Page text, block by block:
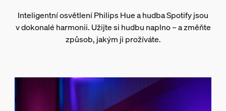
Inteligentní osvětlení Philips Hue a hudba Spotify jsou
v dokonalé harmonii. Užijte si hudbu naplno – a změňte
způsob, jakým ji prožíváte.